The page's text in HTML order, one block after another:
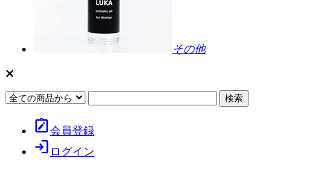
その他
note_alt会員登録
login ログイン